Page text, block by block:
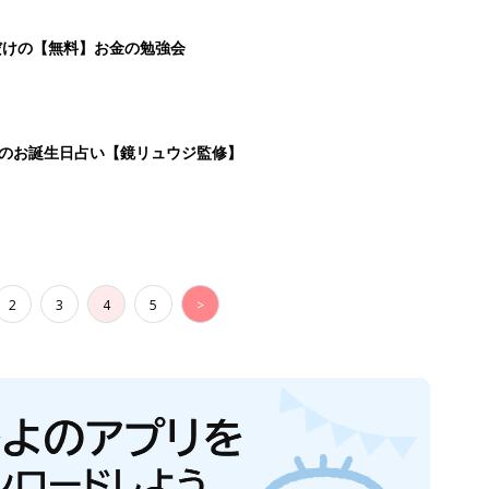
の【無料】お金の勉強会
誕生日占い【鏡リュウジ監修】
2 3 4 5 >